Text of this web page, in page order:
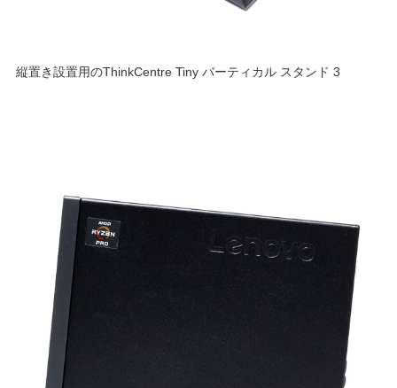
縦置き設置用のThinkCentre Tiny バーティカル スタンド 3